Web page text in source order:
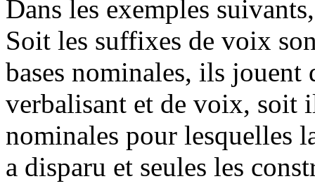
Dans les exemples
Soit les suffixes de voix
bases nominales, ils
verbalisant et de voix, soit
nominales pour lesquelles
a disparu et seules les